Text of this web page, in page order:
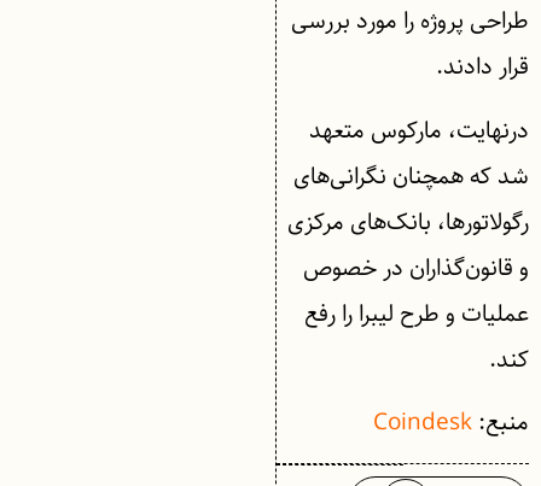
طراحی پروژه را مورد بررسی
قرار دادند.
درنهایت، مارکوس متعهد
شد که همچنان نگرانی‌های
رگولاتورها، بانک‌های مرکزی
و قانون‌گذاران در خصوص
عملیات و طرح لیبرا را رفع
کند.
منبع: Coindesk